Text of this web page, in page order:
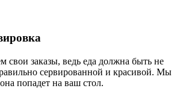
свои заказы, ведь еда должна быть не
сервированной и красивой. Мы
попадет на ваш стол.